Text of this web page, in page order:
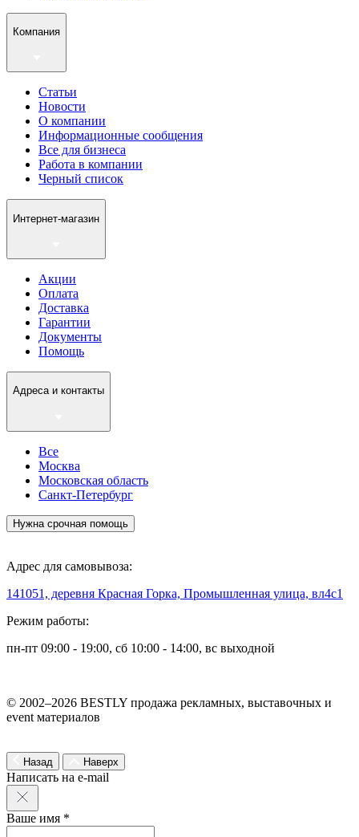
Компания
Статьи
Новости
О компании
Информационные сообщения
Все для бизнеса
Работа в компании
Черный список
Интернет-магазин
Акции
Оплата
Доставка
Гарантии
Документы
Помощь
Адреса и контакты
Все
Москва
Московская область
Санкт-Петербург
Нужна срочная помощь
Адрес для самовывоза:
141051, деревня Красная Горка, Промышленная улица, вл4с1
Режим работы:
пн-пт 09:00 - 19:00, сб 10:00 - 14:00, вс выходной
© 2002–2026 BESTLY продажа рекламных, выставочных и
event материалов
Назад Наверх
Написать на e-mail
Ваше имя *